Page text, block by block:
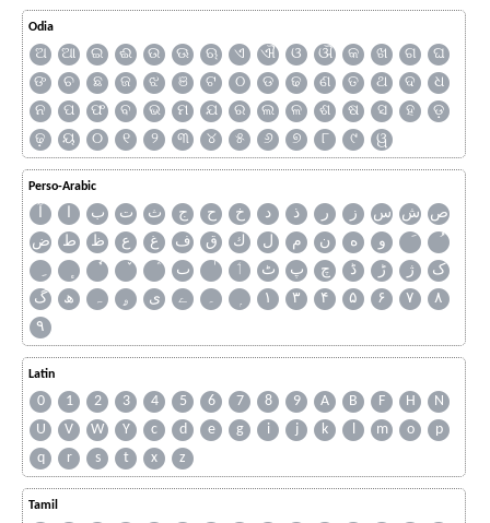
Odia
ଅ ଆ ଇ ଈ ଉ ଊ ଋ ଏ ଐ ଓ ଔ କ ଖ ଗ
ଘ
ଙ
ଚ ଛ ଜ ଝ ଞ ଟ ଠ ଡ ଢ ଣ ତ ଥ ଦ
ଧ
ନ
ପ ଫ ବ ଭ ମ ଯ ର ଲ ଳ ଶ ଷ ସ ହ
ଡ଼
ଢ଼
ୟ ୦ ୧ ୨ ୩ ୪ ୫ ୬ ୭ ୮ ୯ ୱ
Perso-Arabic
آ ا ب ت ث ج ح خ د ذ ر ز س ش ص
ض
ط ظ ع غ ف ق ك ل م ن ه
و
ٮ
ٲ ٹ پ چ ڈ ڑ ژ
ک
گ
ھ ہ ۄ ی ے ۔ ۱ ۳ ۴ ۵ ۶ ۷
۸
۹
Latin
0 1 2 3 4 5 6 7 8 9 A B F H
N
U
V W Y c d e g i j k l m o
p
q
r s t x z
Tamil